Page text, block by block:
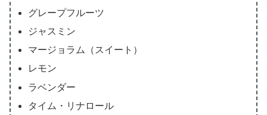
グレープフルーツ
ジャスミン
マージョラム（スイート）
レモン
ラベンダー
タイム・リナロール